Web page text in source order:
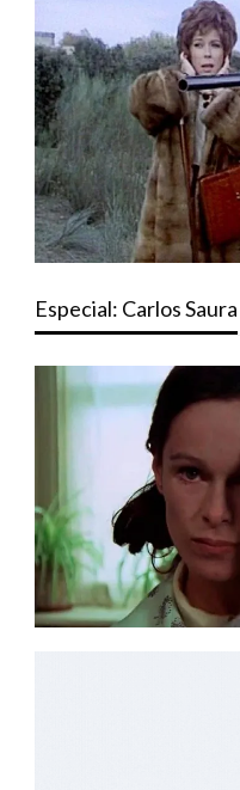
Especial: Carlos Saura